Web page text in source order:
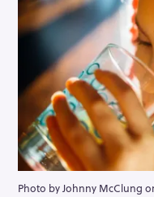
Photo by Johnny McClung